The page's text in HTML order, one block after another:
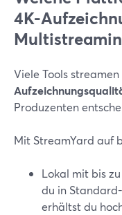
4K-
Viele Tools
Produzenten
Mit StreamYard auf
Lokal mit bis
du in
erhältst du